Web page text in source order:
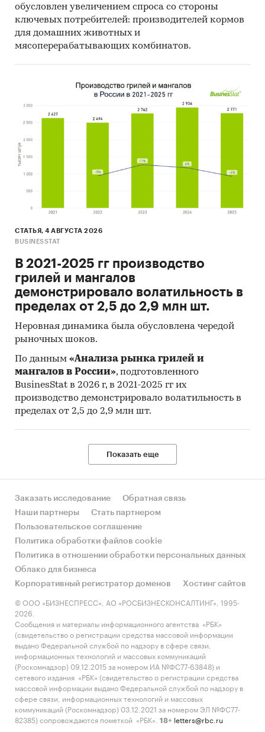
обусловлен увеличением спроса со стороны
ключевых потребителей: производителей кормов
для домашних животных и
мясоперерабатывающих комбинатов.
СТАТЬЯ, 4 АВГУСТА 2026
BUSINESSTAT
В 2021-2025 гг производство
грилей и мангалов
демонстрировало волатильность в
пределах от 2,5 до 2,9 млн шт.
Неровная динамика была обусловлена чередой
рыночных шоков.
По данным «Анализа рынка грилей и
мангалов в России», подготовленного
BusinesStat в 2026 г, в 2021-2025 гг их
производство демонстрировало волатильность в
пределах от 2,5 до 2,9 млн шт.
Показать еще
Заказать исследование
Обратная связь
Наши партнеры
Стать партнером
Пользовательское соглашение
Политика обработки файлов cookie
Политика в отношении обработки персональных данных
Облако для бизнеса
Корпоративный регистратор доменов
Хостинг сайтов
© ООО «БИЗНЕСПРЕСС», АО «РОСБИЗНЕСКОНСАЛТИНГ», 1995-
2026.
Сообщения и материалы информационного агентства «РБК»
(свидетельство о регистрации средства массовой информации
выдано Федеральной службой по надзору в сфере связи,
информационных технологий и массовых коммуникаций
(Роскомнадзор) 09.12.2015 за номером ИА №ФС77-63848) и
сетевого издания «РБК» (свидетельство о регистрации средства
массовой информации выдано Федеральной службой по надзору в
сфере связи, информационных технологий и массовых
коммуникаций (Роскомнадзор) 03.12.2021 за номером ЭЛ №ФС77-
82385) сопровождаются пометкой «РБК».
18+ letters@rbc.ru